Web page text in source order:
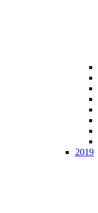
2019